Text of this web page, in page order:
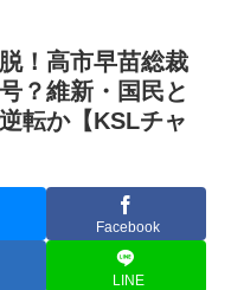
！高市早苗総裁
？維新・国民と
転か【KSLチャ
Facebook
LINE